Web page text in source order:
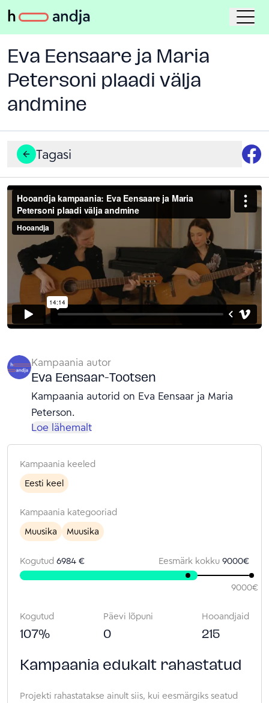
Eva Eensaare ja Maria
Petersoni plaadi välja
andmine
Tagasi
Kampaania autor
Eva Eensaar-Tootsen
Kampaania autorid on Eva Eensaar ja Maria
Peterson.
Loe lähemalt
Kampaania keeled
Eesti keel
Kampaania kategooriad
Muusika
Muusika
Kogutud 6984 € Eesmärk kokku 9000€
9000€
Kogutud
107%
Päevi lõpuni
0
Hooandjaid
215
Kampaania edukalt rahastatud
Projekti rahastatakse ainult siis, kui eesmärgiks seatud